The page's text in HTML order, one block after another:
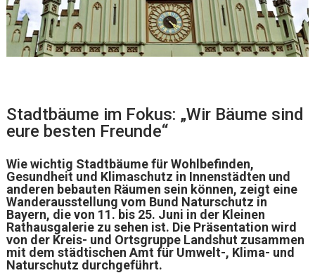
Stadtbäume im Fokus: „Wir Bäume sind
eure besten Freunde“
Wie wichtig Stadtbäume für Wohlbefinden,
Gesundheit und Klimaschutz in Innenstädten und
anderen bebauten Räumen sein können, zeigt eine
Wanderausstellung vom Bund Naturschutz in
Bayern, die von 11. bis 25. Juni in der Kleinen
Rathausgalerie zu sehen ist. Die Präsentation wird
von der Kreis- und Ortsgruppe Landshut zusammen
mit dem städtischen Amt für Umwelt-, Klima- und
Naturschutz durchgeführt.